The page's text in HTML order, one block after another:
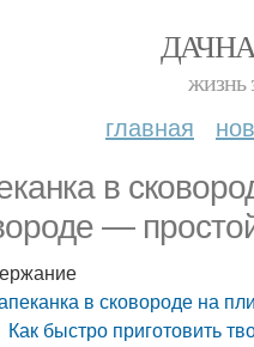
жизнь
главная
в
—
в сковороде на
Как быстро приготовить